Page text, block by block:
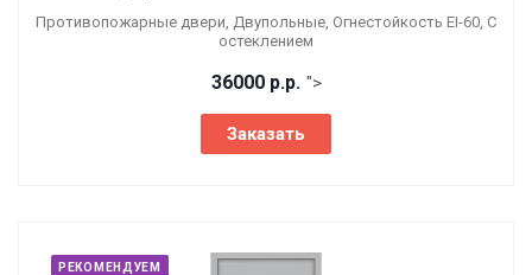
Противопожарные двери, Двупольные, Огнестойкость EI-60, С
остеклением
36000 р.р. ">
Заказать
РЕКОМЕНДУЕМ